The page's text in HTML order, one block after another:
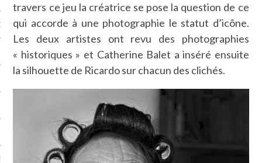
travers ce jeu la créatrice se pose la question de ce
qui accorde à une photographie le statut d’icône.
Les deux artistes ont revu des photographies
« historiques » et Catherine Balet a inséré ensuite
la silhouette de Ricardo sur chacun des clichés.